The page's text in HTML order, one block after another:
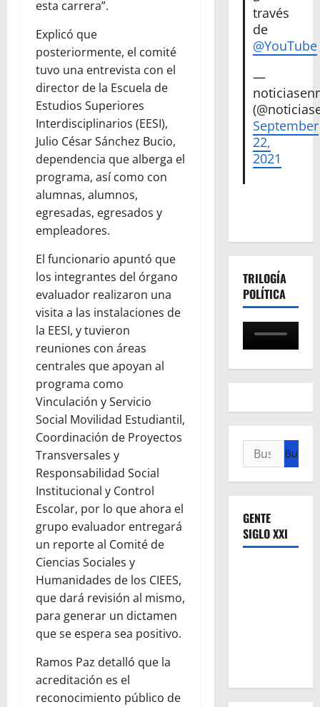
esta carrera”.
Explicó que
posteriormente, el comité
tuvo una entrevista con el
director de la Escuela de
Estudios Superiores
Interdisciplinarios (EESI),
Julio César Sánchez Bucio,
dependencia que alberga el
programa, así como con
alumnas, alumnos,
egresadas, egresados y
empleadores.
El funcionario apuntó que
los integrantes del órgano
evaluador realizaron una
visita a las instalaciones de
la EESI, y tuvieron
reuniones con áreas
centrales que apoyan al
programa como
Vinculación y Servicio
Social Movilidad Estudiantil,
Coordinación de Proyectos
Transversales y
Responsabilidad Social
Institucional y Control
Escolar, por lo que ahora el
grupo evaluador entregará
un reporte al Comité de
Ciencias Sociales y
Humanidades de los CIEES,
que dará revisión al mismo,
para generar un dictamen
que se espera sea positivo.
Ramos Paz detalló que la
acreditación es el
reconocimiento público de
través
de
@YouTube
—
September
22,
2021
TRILOGÍA
POLÍTICA
Buscar:
GENTE
SIGLO XXI